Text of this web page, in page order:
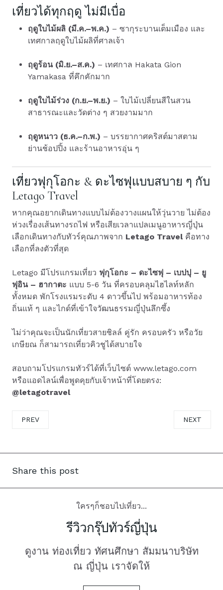
เที่ยวได้ทุกฤดู ไม่มีเบื่อ
ฤดูใบไม้ผลิ (มี.ค.–พ.ค.) – ซากุระบานเต็มเมือง และ
เทศกาลฤดูใบไม้ผลิที่ศาลเจ้า
ฤดูร้อน (มิ.ย.–ส.ค.) – เทศกาล Hakata Gion
Yamakasa ที่คึกคักมาก
ฤดูใบไม้ร่วง (ก.ย.–พ.ย.) – ใบไม้เปลี่ยนสีในสวน
สาธารณะและวัดต่าง ๆ สวยงามมาก
ฤดูหนาว (ธ.ค.–ก.พ.) – บรรยากาศคริสต์มาสตาม
ย่านช้อปปิ้ง และร้านอาหารอุ่น ๆ
เที่ยวฟุกุโอกะ & ดะไซฟุแบบสบาย ๆ กับ
Letago Travel
หากคุณอยากเดินทางแบบไม่ต้องวางแผนให้วุ่นวาย ไม่ต้อง
ห่วงเรื่องเส้นทางรถไฟ หรือเสียเวลาแปลเมนูอาหารญี่ปุ่น
เลือกเดินทางกับทัวร์คุณภาพจาก Letago Travelคือทาง
เลือกที่ลงตัวที่สุด
Letago มีโปรแกรมเที่ยว ฟุกุโอกะ – ดะไซฟุ – เบปปุ – ยู
ฟุอิน – ฮากาตะ แบบ 5-6 วัน ที่ครอบคลุมไฮไลท์หลัก
ทั้งหมด พักโรงแรมระดับ 4 ดาวขึ้นไป พร้อมอาหารท้อง
ถิ่นแท้ ๆ และไกด์ที่เข้าใจวัฒนธรรมญี่ปุ่นลึกซึ้ง
ไม่ว่าคุณจะเป็นนักเที่ยวสายชิลล์ คู่รัก ครอบครัว หรือวัย
เกษียณ ก็สามารถเที่ยวคิวชูได้สบายใจ
สอบถามโปรแกรมทัวร์ได้ที่เว็บไซต์ www.letago.com
หรือแอดไลน์เพื่อพูดคุยกับเจ้าหน้าที่โดยตรง:
@letagotravel
PREVIOUS ARTICLE: BEPPU (เมืองโอะอิตะ) – แหล่งออนเซ็นชื่
PREV NEXT
NEXT
Share this post
ใครๆก็ชอบไปเที่ยว...
รีวิวกรุ๊ปทัวร์ญี่ปุ่น
ดูงาน ท่องเที่ยว ทัศนศึกษา สัมมนาบริษัท
ณ ญี่ปุ่น เราจัดให้